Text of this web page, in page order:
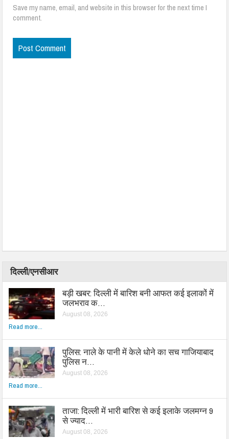
Save my name, email, and website in this browser for the next time I
comment.
दिल्ली/एनसीआर
बड़ी खबर: दिल्ली में बारिश बनी आफत कई इलाकों में
जलभराव क…
August 08, 2026
Read more...
पुलिस: नाले के पानी में केले धोने का सच गाजियाबाद
पुलिस न…
August 08, 2026
Read more...
ताजा: दिल्ली में भारी बारिश से कई इलाके जलमग्न 9
से ज्याद…
August 08, 2026